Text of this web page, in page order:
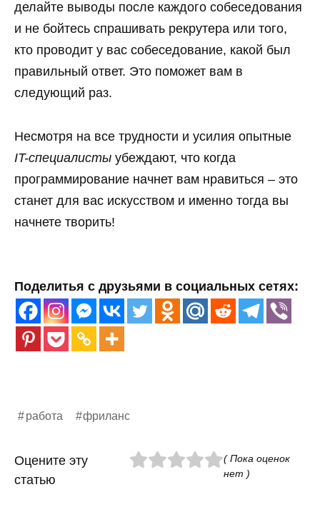
делайте выводы после каждого собеседования
и не бойтесь спрашивать рекрутера или того,
кто проводит у вас собеседование, какой был
правильный ответ. Это поможет вам в
следующий раз.
Несмотря на все трудности и усилия опытные
IT-специалисты убеждают, что когда
программирование начнет вам нравиться – это
станет для вас искусством и именно тогда вы
начнете творить!
Поделитья с друзьями в социальных сетях:
работа фриланс
Оцените эту
статью
( Пока оценок
нет )